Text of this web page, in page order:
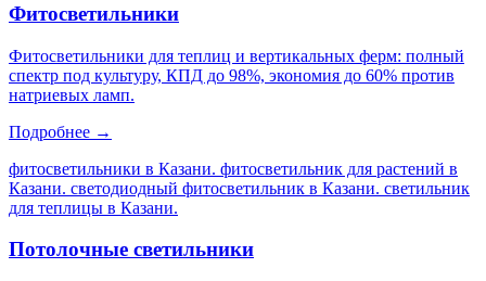
Фитосветильники
Фитосветильники для теплиц и вертикальных ферм: полный
спектр под культуру, КПД до 98%, экономия до 60% против
натриевых ламп.
Подробнее →
фитосветильники в Казани. фитосветильник для растений в
Казани. светодиодный фитосветильник в Казани. светильник
для теплицы в Казани.
Потолочные светильники